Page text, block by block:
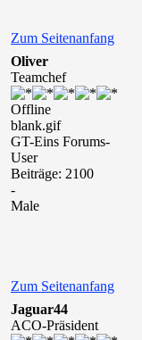
Zum Seitenanfang
Oliver
Teamchef
Offline
blank.gif
GT-Eins Forums-
User
Beiträge: 2100
-
Male
Zum Seitenanfang
Jaguar44
ACO-Präsident